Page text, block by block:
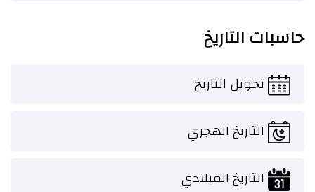
حاسبات التاريخ
تحويل التاريخ
التاريخ الهجري
التاريخ الميلادي